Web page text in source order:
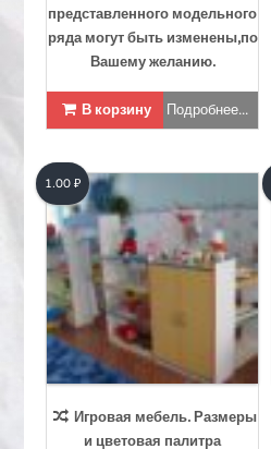
представленного модельного
ряда могут быть изменены,по
Вашему желанию.
В корзину Подробнее...
Игровая мебель. Размеры
и цветовая палитра
1.00₽